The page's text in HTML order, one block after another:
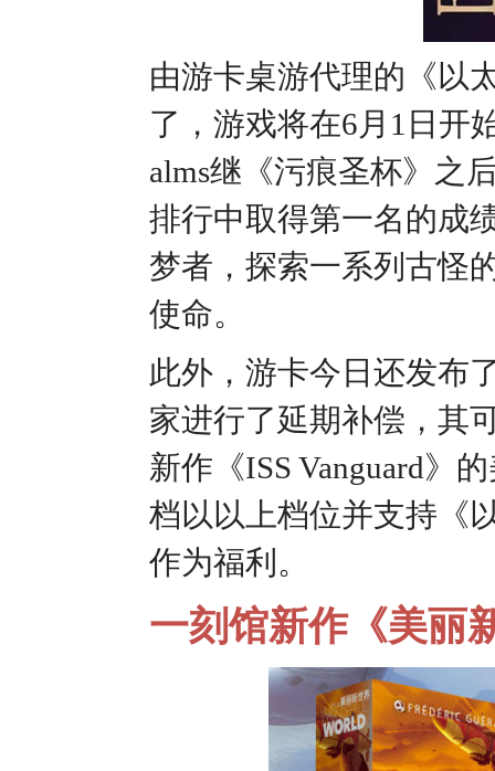
由游卡桌游代理的《以
了，游戏将在6月1日开
alms继《污痕圣杯》之
排行中取得第一名的成
梦者，探索一系列古怪
使命。
此外，游卡今日还发布
家进行了延期补偿，其
新作《ISS Vanguard》
档以以上档位并支持《
作为福利。
一刻馆新作《美丽